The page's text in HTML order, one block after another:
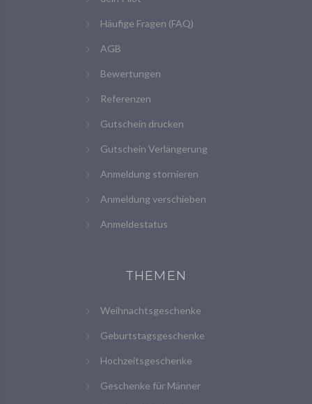
Häufige Fragen (FAQ)
AGB
Bewertungen
Referenzen
Gutschein drucken
Gutschein Verlängerung
Anmeldung stornieren
Anmeldung verschieben
Anmeldestatus
THEMEN
Weihnachtsgeschenke
Geburtstagsgeschenke
Hochzeitsgeschenke
Geschenke für Männer